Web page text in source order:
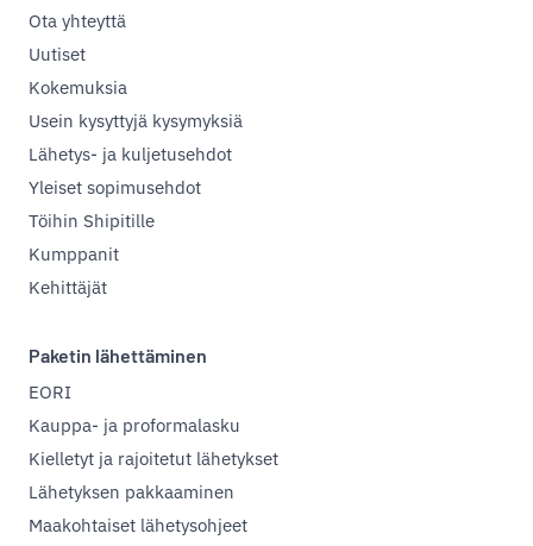
Ota yhteyttä
Uutiset
Kokemuksia
Usein kysyttyjä kysymyksiä
Lähetys- ja kuljetusehdot
Yleiset sopimusehdot
Töihin Shipitille
Kumppanit
Kehittäjät
Paketin lähettäminen
EORI
Kauppa- ja proformalasku
Kielletyt ja rajoitetut lähetykset
Lähetyksen pakkaaminen
Maakohtaiset lähetysohjeet